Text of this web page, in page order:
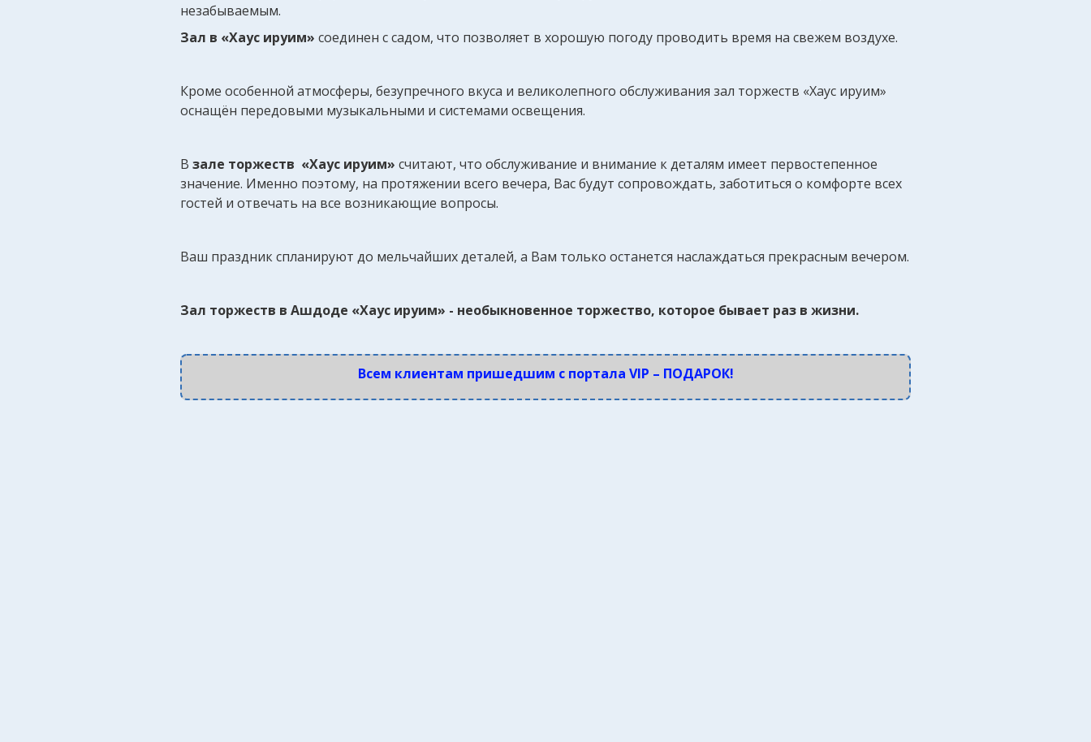
незабываемым.
Зал в «Хаус ируим» соединен с садом, что позволяет в хорошую погоду проводить время на свежем воздухе.
Кроме особенной атмосферы, безупречного вкуса и великолепного обслуживания зал торжеств «Хаус ируим»
оснащён передовыми музыкальными и системами освещения.
В зале торжеств «Хаус ируим» считают, что обслуживание и внимание к деталям имеет первостепенное
значение. Именно поэтому, на протяжении всего вечера, Вас будут сопровождать, заботиться о комфорте всех
гостей и отвечать на все возникающие вопросы.
Ваш праздник спланируют до мельчайших деталей, а Вам только останется наслаждаться прекрасным вечером.
Зал торжеств в Ашдоде «Хаус ируим» - необыкновенное торжество, которое бывает раз в жизни.
Всем клиентам пришедшим с портала VIP – ПОДАРОК!